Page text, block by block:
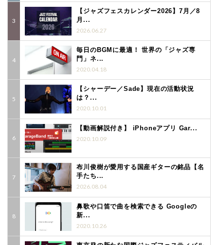
【ジャズフェスカレンダー2026】7月／8
月...
2026.06.27
毎日のBGMに最適！ 世界の「ジャズ専
門」ネ...
2020.04.18
【シャーデー／Sade】現在の活動状況
は？...
2020.10.01
【動画解説付き】 iPhoneアプリ Gar...
2020.10.09
布川俊樹が愛用する国産ギターの銘品【名
手たち...
2026.08.04
鼻歌や口笛で曲を検索できる Googleの
新...
2020.10.26